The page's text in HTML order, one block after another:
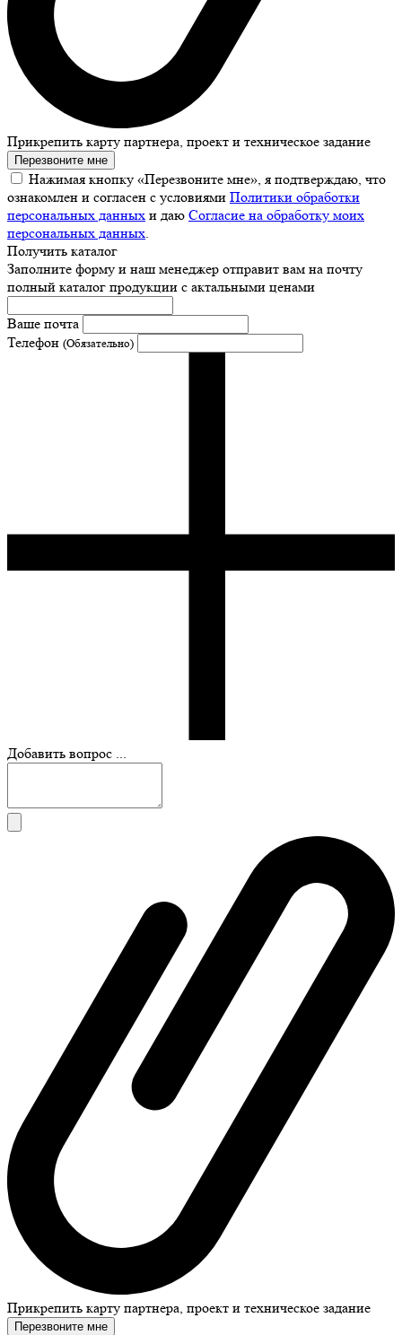
Прикрепить карту партнера, проект и техническое задание
Перезвоните мне
Нажимая кнопку «Перезвоните мне», я подтверждаю, что
ознакомлен и согласен с условиями Политики обработки
персональных данных и даю Согласие на обработку моих
персональных данных.
Получить каталог
Заполните форму и наш менеджер отправит вам на почту
полный каталог продукции с актальными ценами
Ваше почта
Телефон (Обязательно)
Добавить вопрос ...
Прикрепить карту партнера, проект и техническое задание
Перезвоните мне